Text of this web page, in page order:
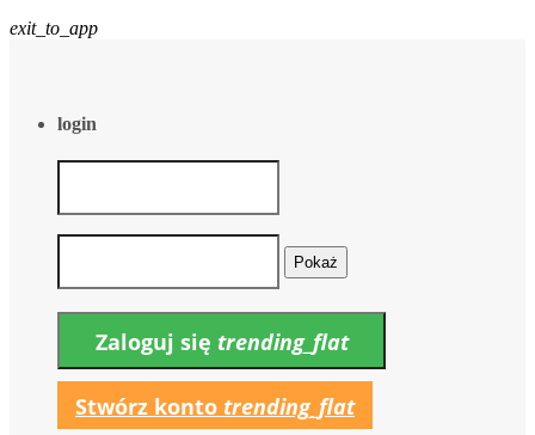
exit_to_app
login
Pokaż
Zaloguj się trending_flat
Stwórz konto trending_flat